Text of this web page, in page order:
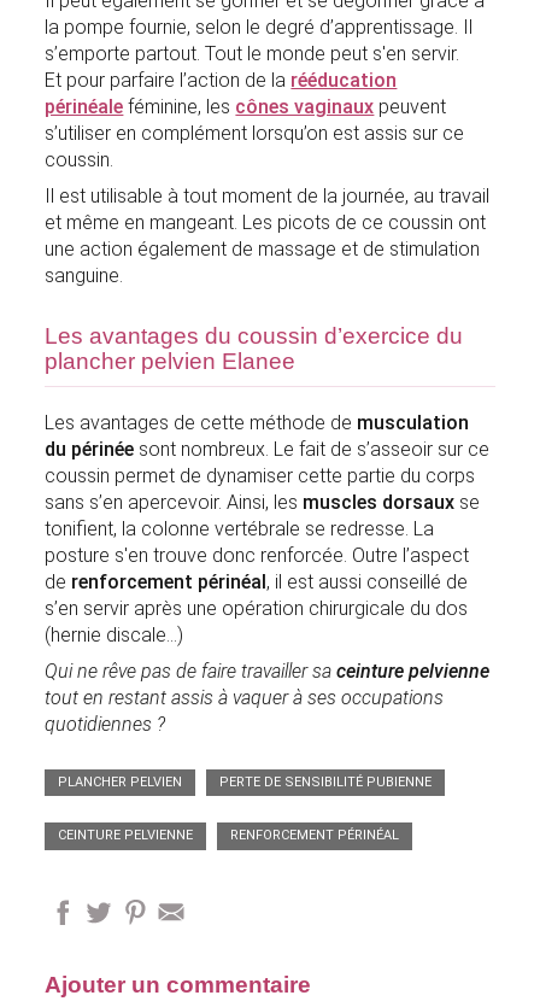
la pompe fournie, selon le degré d’apprentissage. Il
s’emporte partout. Tout le monde peut s'en servir.
Et pour parfaire l’action de la rééducation
périnéale féminine, les cônes vaginaux peuvent
s’utiliser en complément lorsqu’on est assis sur ce
coussin.
Il est utilisable à tout moment de la journée, au travail
et même en mangeant. Les picots de ce coussin ont
une action également de massage et de stimulation
sanguine.
Les avantages du coussin d’exercice du
plancher pelvien Elanee
Les avantages de cette méthode de musculation
du périnée sont nombreux. Le fait de s’asseoir sur ce
coussin permet de dynamiser cette partie du corps
sans s’en apercevoir. Ainsi, les muscles dorsaux se
tonifient, la colonne vertébrale se redresse. La
posture s'en trouve donc renforcée. Outre l’aspect
de renforcement périnéal , il est aussi conseillé de
s’en servir après une opération chirurgicale du dos
(hernie discale…)
Qui ne rêve pas de faire travailler saceinture pelvienne
tout en restant assis à vaquer à ses occupations
quotidiennes ?
PLANCHER PELVIEN PERTE DE SENSIBILITÉ PUBIENNE
CEINTURE PELVIENNE RENFORCEMENT PÉRINÉAL
Ajouter un commentaire